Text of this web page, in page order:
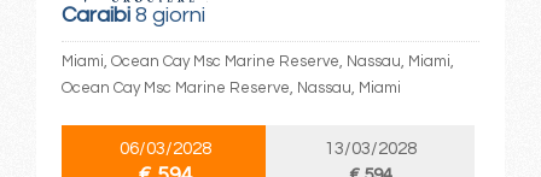
Caraibi8 giorni
Miami, Ocean Cay Msc Marine Reserve, Nassau, Miami,
Ocean Cay Msc Marine Reserve, Nassau, Miami
06/03/2028
13/03/2028